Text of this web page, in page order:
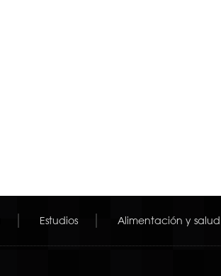
Estudios Alimentación y salud